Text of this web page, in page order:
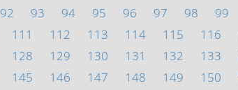
92 93 94 95 96 97 98 99
111 112 113 114 115 116
128 129 130 131 132 133
145 146 147 148 149 150